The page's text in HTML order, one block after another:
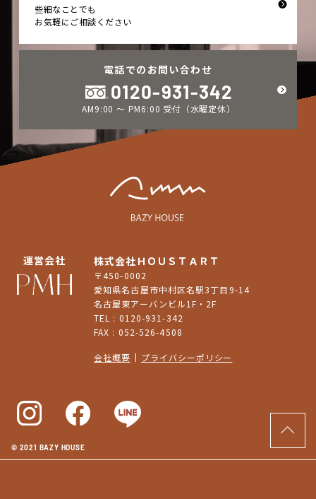
些細なことでも
お気軽にご相談ください
電話でのお問い合わせ
0120-931-342
AM9:00 ～ PM6:00 受付（水曜定休）
運営会社 株式会社ＨＯＵＳＴＡＲＴ
〒450-0002
愛知県名古屋市中村区名駅3丁目9-14
名古屋東アーバンビル1F・2F
TEL : 0120-931-342
FAX : 052-526-4508
会社概要 プライバシーポリシー
© 2021 BAZY HOUSE